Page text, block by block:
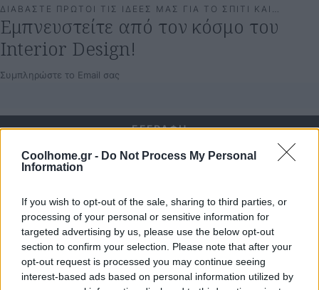
Coolhome.gr - Do Not Process My Personal
Information
If you wish to opt-out of the sale, sharing to third parties, or
processing of your personal or sensitive information for
targeted advertising by us, please use the below opt-out
section to confirm your selection. Please note that after your
opt-out request is processed you may continue seeing
interest-based ads based on personal information utilized by
ΔΙΑΒΑΣΤΕ ΠΡΩΤΟΙ ΤΙΣ ΙΔΕΕΣ ΜΑΣ ΓΙΑ ΤΟ ΣΠΙΤΙ ΚΑΙ…
Εμπνευστείτε από τον κόσμο του
Interior Design!
Συμπληρώστε το Email σας
Tags:Billy ΙΚΕΑ φουρλης
Πέτρος Κυπραίος